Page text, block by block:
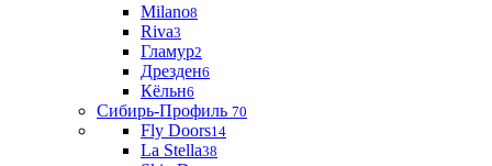
Milano8
Riva3
Гламур2
Дрезден6
Кёльн6
Сибирь-Профиль 70
Fly Doors14
La Stella38